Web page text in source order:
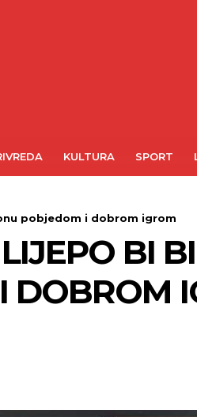
KULTURA SPORT
pobjedom i dobrom igrom
BI
DOBROM